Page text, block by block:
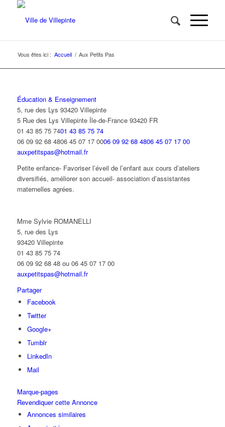
Vous êtes ici : Accueil / Aux Petits Pas
Éducation & Enseignement
5, rue des Lys 93420 Villepinte
5 Rue des Lys Villepinte Île-de-France 93420 FR
01 43 85 75 7401 43 85 75 74
06 09 92 68 4806 45 07 17 0006 09 92 68 4806 45 07 17 00
auxpetitspas@hotmail.fr
Petite enfance- Favoriser l’éveil de l’enfant aux cours d’ateliers
diversifiés, améliorer son accueil- association d’assistantes
maternelles agrées.
Mme Sylvie ROMANELLI
5, rue des Lys
93420 Villepinte
01 43 85 75 74
06 09 92 68 48 ou 06 45 07 17 00
auxpetitspas@hotmail.fr
Partager
Facebook
Twitter
Google+
Tumblr
LinkedIn
Mail
Marque-pages
Revendiquer cette Annonce
Annonces similaires